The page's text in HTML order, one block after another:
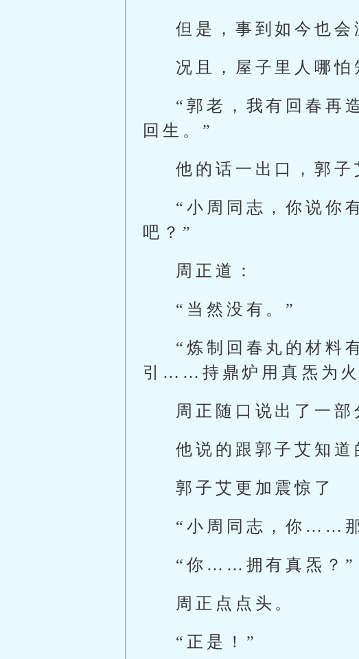
但是，事到如今也会
况且，屋子里人哪怕
“郭老，我有回春再
回生。”
他的话一出口，郭子
“小周同志，你说你
吧？”
周正道：
“当然没有。”
“炼制回春丸的材料
引……持鼎炉用真炁为
周正随口说出了一
他说的跟郭子艾知道
郭子艾更加震惊了
“小周同志，你……
“你……拥有真炁？”
周正点点头。
“正是！”